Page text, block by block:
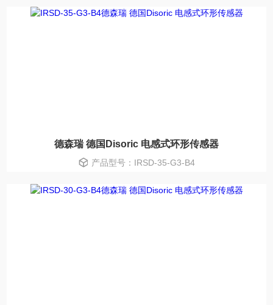
德森瑞 德国Disoric 电感式环形传感器
产品型号：IRSD-35-G3-B4